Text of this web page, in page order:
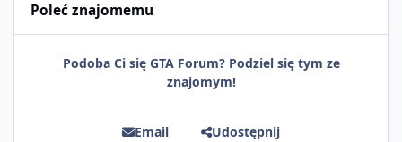
Poleć znajomemu
Podoba Ci się GTA Forum? Podziel się tym ze
znajomym!
Email Udostępnij